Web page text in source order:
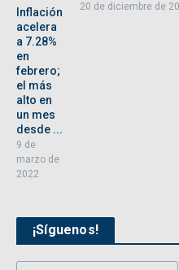
Inflación
acelera
a 7.28%
en
febrero;
el más
alto en
un mes
desde ...
9 de
marzo de
2022
20 de diciembre de
¡Síguenos!